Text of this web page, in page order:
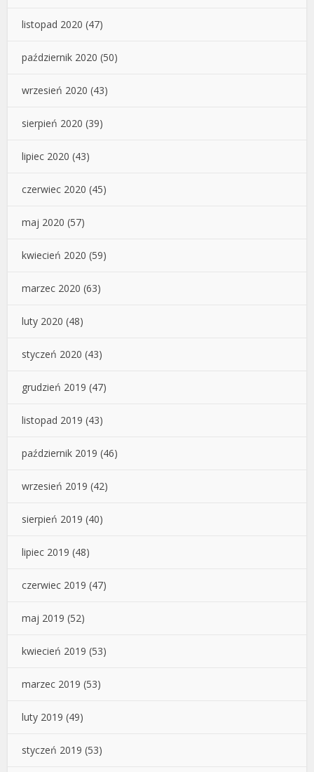
listopad 2020 (47)
październik 2020 (50)
wrzesień 2020 (43)
sierpień 2020 (39)
lipiec 2020 (43)
czerwiec 2020 (45)
maj 2020 (57)
kwiecień 2020 (59)
marzec 2020 (63)
luty 2020 (48)
styczeń 2020 (43)
grudzień 2019 (47)
listopad 2019 (43)
październik 2019 (46)
wrzesień 2019 (42)
sierpień 2019 (40)
lipiec 2019 (48)
czerwiec 2019 (47)
maj 2019 (52)
kwiecień 2019 (53)
marzec 2019 (53)
luty 2019 (49)
styczeń 2019 (53)